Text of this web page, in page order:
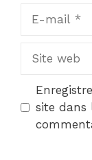
mail
web
site dans